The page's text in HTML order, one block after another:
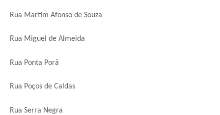
Rua Martim Afonso de Souza
Rua Miguel de Almeida
Rua Ponta Porã
Rua Poços de Caldas
Rua Serra Negra